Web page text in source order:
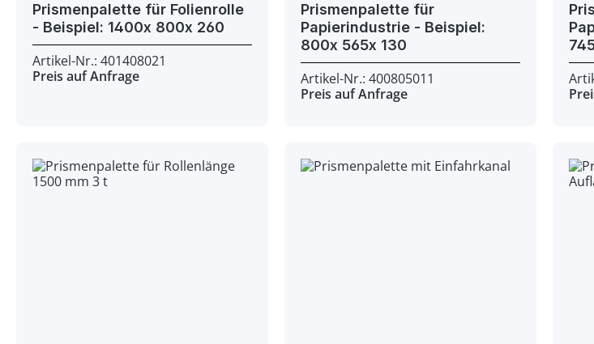
Prismenpalette für Folienrolle
- Beispiel: 1400x 800x 260
Artikel-Nr.: 401408021
Preis auf Anfrage
Prismenpalette für
Papierindustrie - Beispiel:
800x 565x 130
Artikel-Nr.: 400805011
Preis auf Anfrage